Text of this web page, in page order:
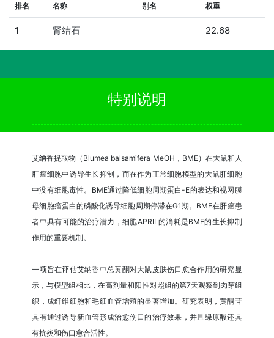
排名 名称 别名 权重
1 肾结石 22.68
特别说明
艾纳香提取物（Blumea balsamifera MeOH，BME）在大鼠和人
肝癌细胞中诱导生长抑制，而在作为正常细胞模型的大鼠肝细胞
中没有细胞毒性。BME通过降低细胞周期蛋白-E的表达和视网膜
母细胞瘤蛋白的磷酸化诱导细胞周期停滞在G1期。BME在肝癌患
者中具有可能的治疗潜力，细胞APRIL的消耗是BME的生长抑制
作用的重要机制。
一项旨在评估艾纳香中总黄酮对大鼠皮肤伤口愈合作用的研究显
示，与模型组相比，在高剂量和阳性对照组的第7天观察到肉芽组
织，成纤维细胞和毛细血管增殖的显著增加。研究表明，黄酮苷
具有通过诱导新血管形成治愈伤口的治疗效果，并且绿原酸还具
有抗炎和伤口愈合活性。